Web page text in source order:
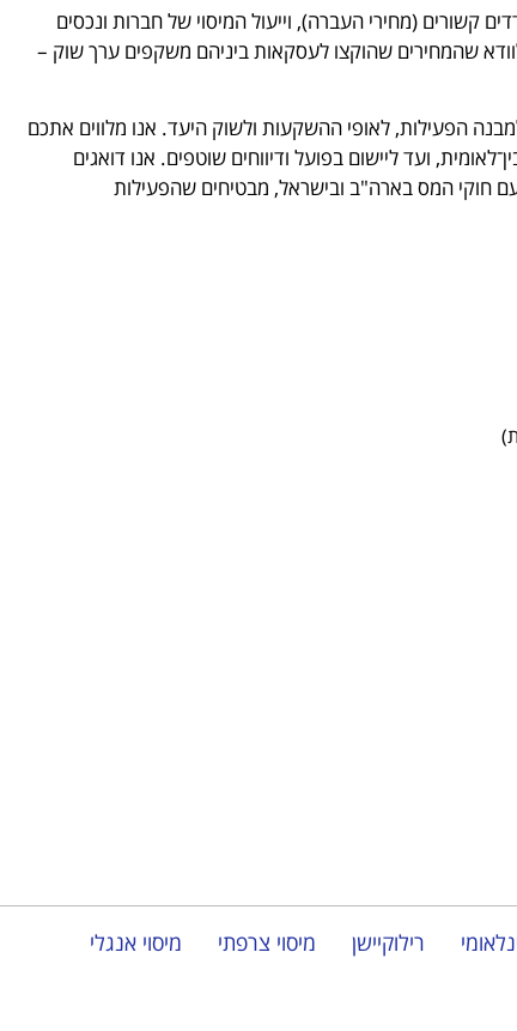
קשורים (מחירי העברה), וייעול המיסוי של חברות ונכסים
שהמחירים שהוקצו לעסקאות ביניהם משקפים ערך שוק –
הפעילות, לאופי ההשקעות ולשוק היעד. אנו מלווים אתכם
ועד ליישום בפועל ודיווחים שוטפים. אנו דואגים
עם חוקי המס בארה"ב ובישראל, מבטיחים שהפעילות
רילוקיישן מיסוי צרפתי מיסוי אנגלי